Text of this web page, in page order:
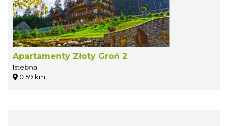
Apartamenty Złoty Groń 2
Istebna
0.59 km